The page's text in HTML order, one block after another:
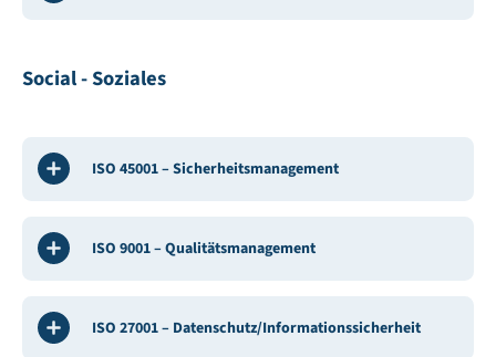
Social - Soziales
ISO 45001 – Sicherheitsmanagement
ISO 9001 – Qualitätsmanagement
ISO 27001 – Datenschutz/Informationssicherheit